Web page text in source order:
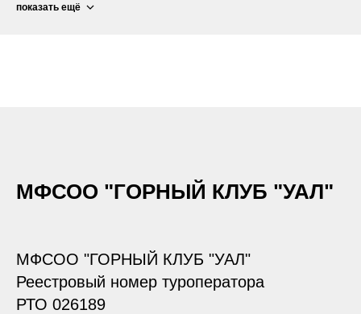
показать ещё
МФСОО "ГОРНЫЙ КЛУБ "УАЛ"
МФСОО "ГОРНЫЙ КЛУБ "УАЛ"
Реестровый номер туроператора
РТО 026189